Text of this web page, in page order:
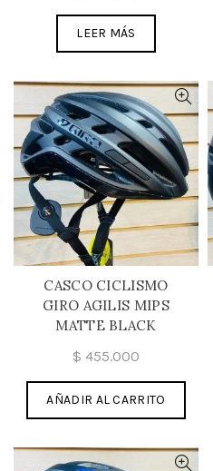
LEER MÁS
CASCO CICLISMO
GIRO AGILIS MIPS
MATTE BLACK
$ 455.000
AÑADIR AL CARRITO